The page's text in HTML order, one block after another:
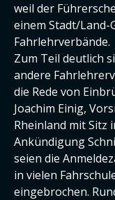
weil der
einem Stadt/Land-
Fahrlehrverbände.
Zum Teil deutlich
andere
die Rede von
Joachim Einig,
Rheinland mit Sitz
Ankündigung
seien die
in vielen
eingebrochen.